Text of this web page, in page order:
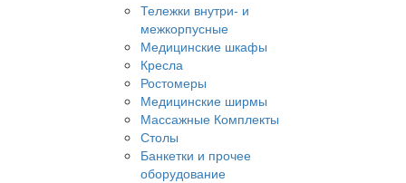
Тележки внутри- и
межкорпусные
Медицинские шкафы
Кресла
Ростомеры
Медицинские ширмы
Массажные Комплекты
Столы
Банкетки и прочее
оборудование